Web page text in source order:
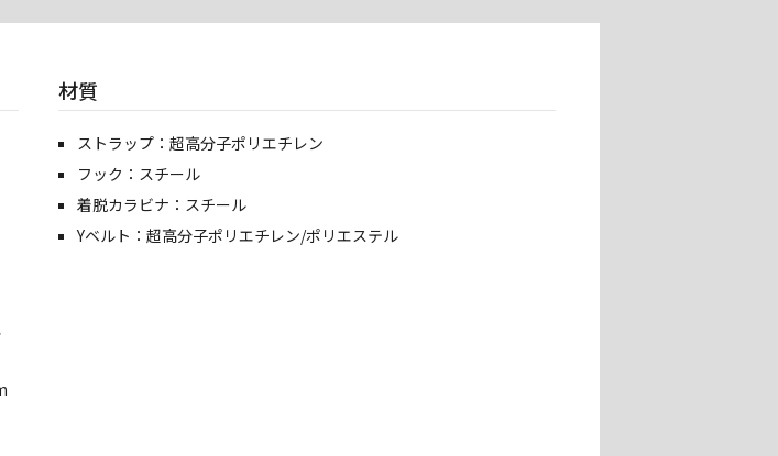
材質
ストラップ：超高分子ポリエチレン
フック：スチール
着脱カラビナ：スチール
Yベルト：超高分子ポリエチレン/ポリエステル